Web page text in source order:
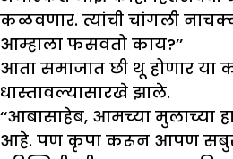
कळवणार. त्यांची चांगली
आम्हाला फसवतो काय?’’
आता समाजात छी थू होणार या
धास्तावल्यासारखे झाले.
‘‘आबासाहेब, आमच्या मुलाच्या
आहे. पण कृपा करून आपण